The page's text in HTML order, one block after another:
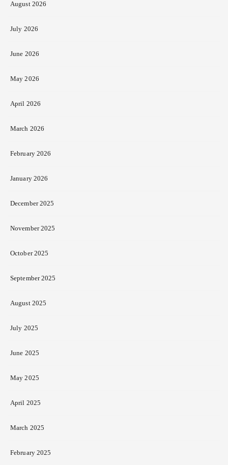
August 2026
July 2026
June 2026
May 2026
April 2026
March 2026
February 2026
January 2026
December 2025
November 2025
October 2025
September 2025
August 2025
July 2025
June 2025
May 2025
April 2025
March 2025
February 2025